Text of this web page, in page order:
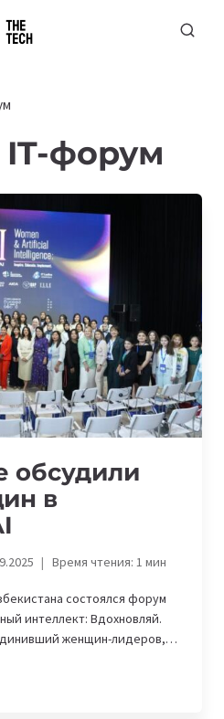
форум
обсудили
в
Время чтения: 1мин
состоялся форум
интеллект: Вдохновляй.
женщин-лидеров,…